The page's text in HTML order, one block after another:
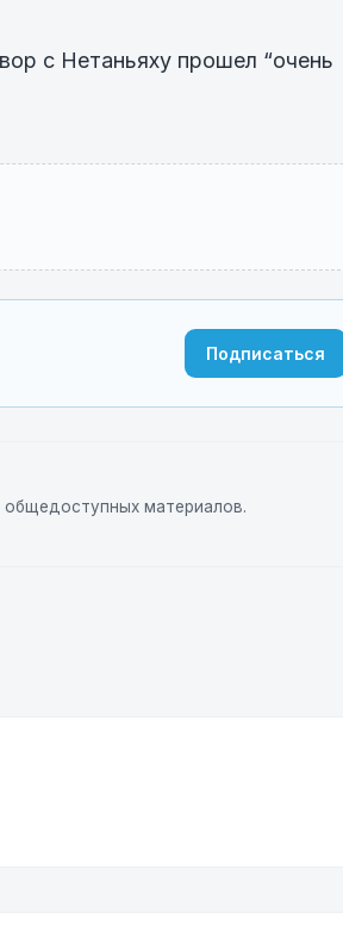
с Нетаньяху прошел “очень
Подписаться
материалов.